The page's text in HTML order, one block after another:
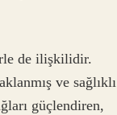
de ilişkilidir.
ve sağlıklı
güçlendiren,